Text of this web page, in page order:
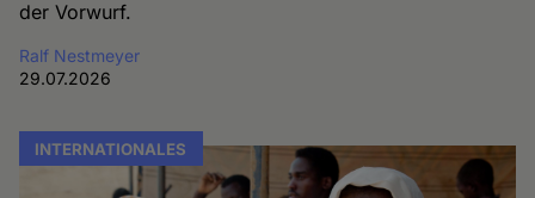
der Vorwurf.
Ralf Nestmeyer
29.07.2026
INTERNATIONALES